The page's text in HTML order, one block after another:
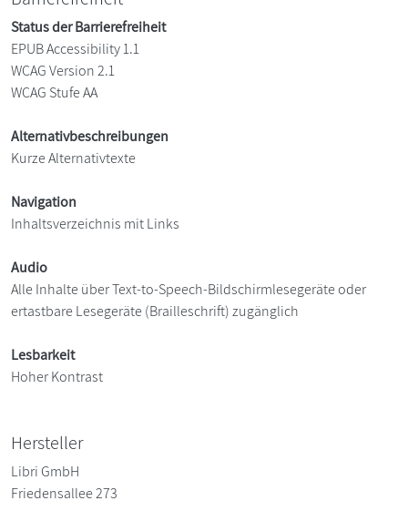
Status der Barrierefreiheit
EPUB Accessibility 1.1
WCAG Version 2.1
WCAG Stufe AA
Alternativbeschreibungen
Kurze Alternativtexte
Navigation
Inhaltsverzeichnis mit Links
Audio
Alle Inhalte über Text-to-Speech-Bildschirmlesegeräte oder
ertastbare Lesegeräte (Brailleschrift) zugänglich
Lesbarkeit
Hoher Kontrast
Hersteller
Libri GmbH
Friedensallee 273